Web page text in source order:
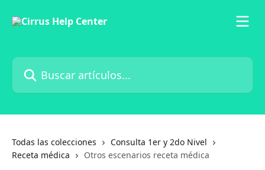
Buscar artículos...
Todas las colecciones
Consulta 1er y 2do Nivel
Receta médica
Otros escenarios receta médica